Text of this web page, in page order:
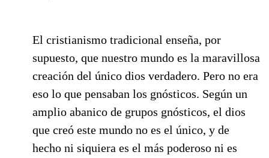
El cristianismo tradicional enseña, por
supuesto, que nuestro mundo es la maravillosa
creación del único dios verdadero. Pero no era
eso lo que pensaban los gnósticos. Según un
amplio abanico de grupos gnósticos, el dios
que creó este mundo no es el único, y de
hecho ni siquiera es el más poderoso ni es